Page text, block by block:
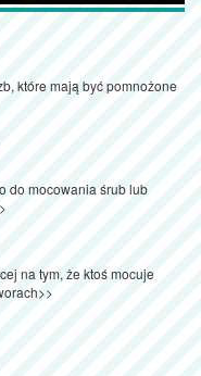
które mają być pomnożone
do mocowania śrub lub
na tym, że ktoś mocuje